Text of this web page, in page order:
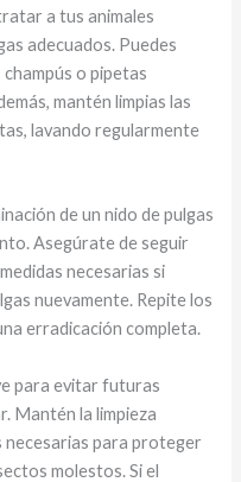
a tus animales
adecuados. Puedes
o pipetas
mantén limpias las
lavando regularmente
de un nido de pulgas
Asegúrate de seguir
necesarias si
nuevamente. Repite los
erradicación completa.
para evitar futuras
Mantén la limpieza
necesarias para proteger
molestos. Si el